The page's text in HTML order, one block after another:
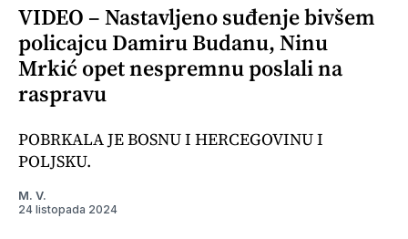
VIDEO – Nastavljeno suđenje bivšem
policajcu Damiru Budanu, Ninu
Mrkić opet nespremnu poslali na
raspravu
POBRKALA JE BOSNU I HERCEGOVINU I
POLJSKU.
M. V.
24 listopada 2024